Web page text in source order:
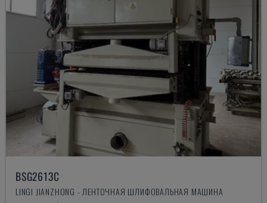
BSG2613C
LINGI JIANZHONG - ЛЕНТОЧНАЯ ШЛИФОВАЛЬНАЯ МАШИНА